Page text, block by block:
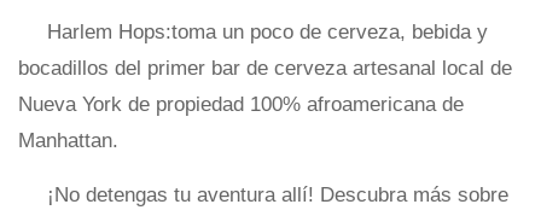
Harlem Hops:toma un poco de cerveza, bebida y
bocadillos del primer bar de cerveza artesanal local de
Nueva York de propiedad 100% afroamericana de
Manhattan.
¡No detengas tu aventura allí! Descubra más sobre